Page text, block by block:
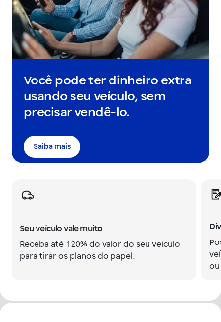
Você pode ter dinheiro extra
usando seu veículo, sem
precisar vendê-lo.
Saiba mais
Seu veículo vale muito
Receba até 120% do valor do seu veículo
para tirar os planos do papel.